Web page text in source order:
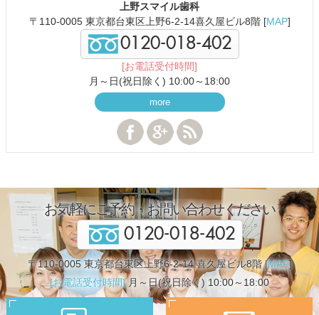
上野スマイル歯科
〒110-0005 東京都台東区上野6-2-14喜久屋ビル8階 [MAP]
0120-018-402
[お電話受付時間]
月～日(祝日除く) 10:00～18:00
more
お気軽にご予約・お問い合わせください
0120-018-402
〒110-0005 東京都台東区上野6-2-14 喜久屋ビル8階 [MAP]
[お電話受付時間]月～日(祝日除く) 10:00～18:00